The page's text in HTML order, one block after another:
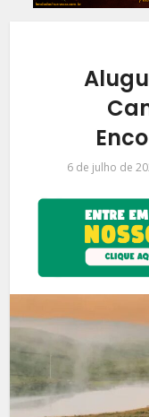
6 de julho de